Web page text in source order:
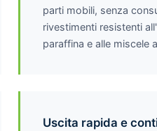
parti mobili, senza
rivestimenti resistenti
paraffina e alle miscele
Uscita rapida e